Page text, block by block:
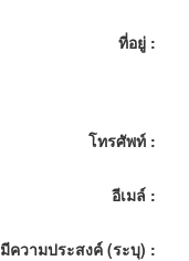
ที่อยู่ :
โทรศัพท์ :
อีเมล์ :
มีความประสงค์ (ระบุ) :